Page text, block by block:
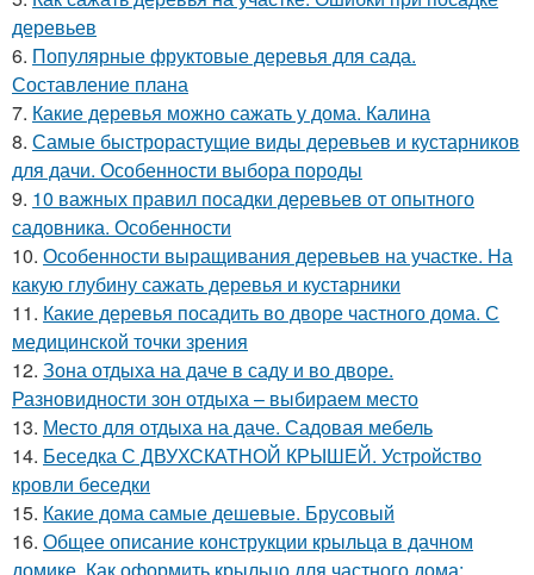
деревьев
6. Популярные фруктовые деревья для сада.
Составление плана
7. Какие деревья можно сажать у дома. Калина
8. Самые быстрорастущие виды деревьев и кустарников
для дачи. Особенности выбора породы
9. 10 важных правил посадки деревьев от опытного
садовника. Особенности
10. Особенности выращивания деревьев на участке. На
какую глубину сажать деревья и кустарники
11. Какие деревья посадить во дворе частного дома. С
медицинской точки зрения
12. Зона отдыха на даче в саду и во дворе.
Разновидности зон отдыха – выбираем место
13. Место для отдыха на даче. Садовая мебель
14. Беседка С ДВУХСКАТНОЙ КРЫШЕЙ. Устройство
кровли беседки
15. Какие дома самые дешевые. Брусовый
16. Общее описание конструкции крыльца в дачном